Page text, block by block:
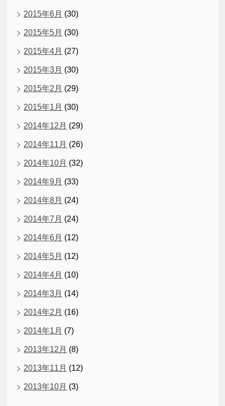
2015年6月 (30)
2015年5月 (30)
2015年4月 (27)
2015年3月 (30)
2015年2月 (29)
2015年1月 (30)
2014年12月 (29)
2014年11月 (26)
2014年10月 (32)
2014年9月 (33)
2014年8月 (24)
2014年7月 (24)
2014年6月 (12)
2014年5月 (12)
2014年4月 (10)
2014年3月 (14)
2014年2月 (16)
2014年1月 (7)
2013年12月 (8)
2013年11月 (12)
2013年10月 (3)